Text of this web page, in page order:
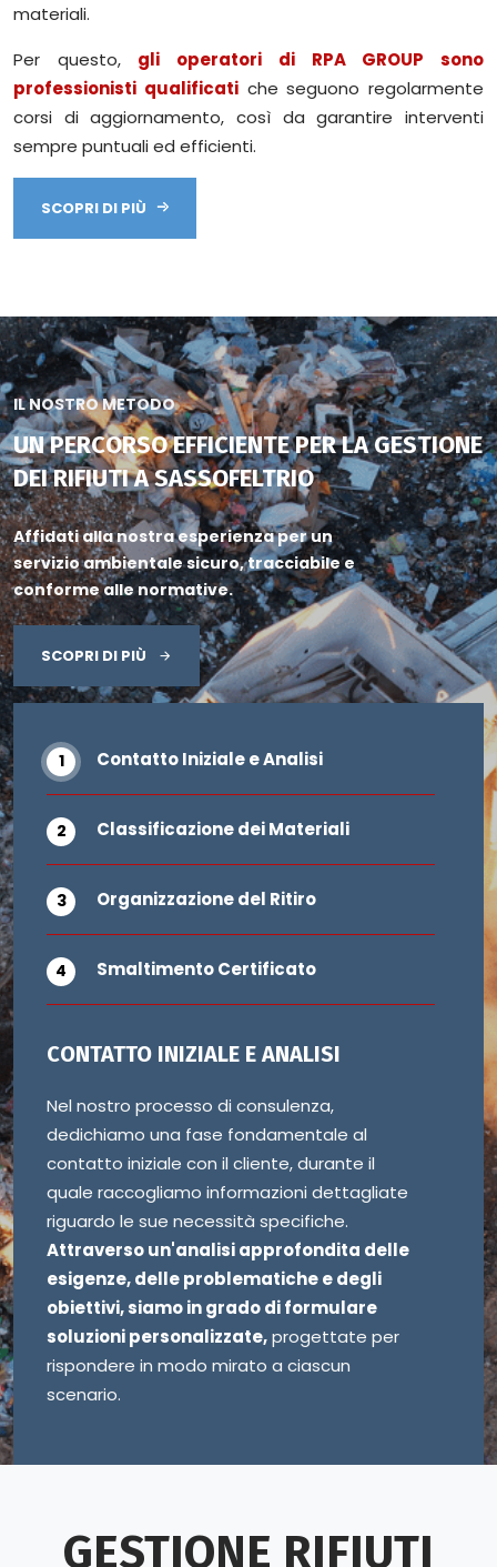
materiali.
Per questo, gli operatori di RPA GROUP sono
professionisti qualificatiche seguono regolarmente
corsi di aggiornamento, così da garantire interventi
sempre puntuali ed efficienti.
SCOPRI DI PIÙ
IL NOSTRO METODO
UN PERCORSO EFFICIENTE PER LA GESTIONE
DEI RIFIUTI A SASSOFELTRIO
Affidati alla nostra esperienza per un
servizio ambientale sicuro, tracciabile e
conforme alle normative.
SCOPRI DI PIÙ
Contatto Iniziale e Analisi
Classificazione dei Materiali
Organizzazione del Ritiro
Smaltimento Certificato
CONTATTO INIZIALE E ANALISI
Nel nostro processo di consulenza,
dedichiamo una fase fondamentale al
contatto iniziale con il cliente, durante il
quale raccogliamo informazioni dettagliate
riguardo le sue necessità specifiche.
Attraverso un'analisi approfondita delle
esigenze, delle problematiche e degli
obiettivi, siamo in grado di formulare
soluzioni personalizzate,progettate per
rispondere in modo mirato a ciascun
scenario.
GESTIONE RIFIUTI